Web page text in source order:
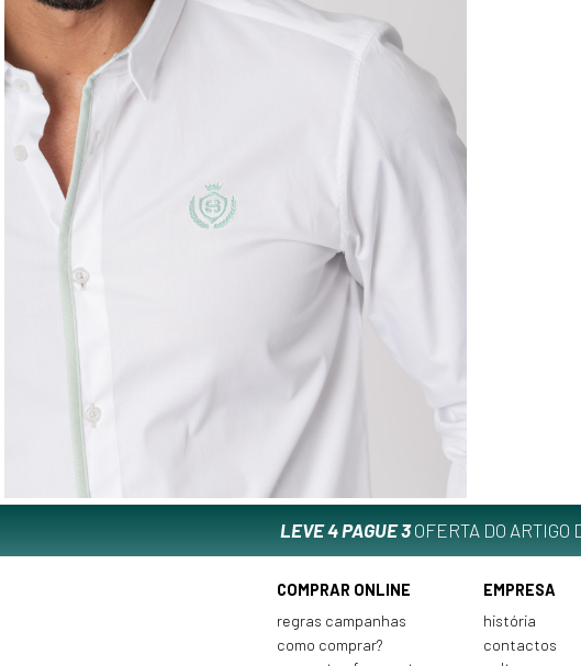
LEVE 4 PAGUE 3OFERTA DO
COMPRAR ONLINE
regras campanhas
como comprar?
EMPRESA
história
contactos